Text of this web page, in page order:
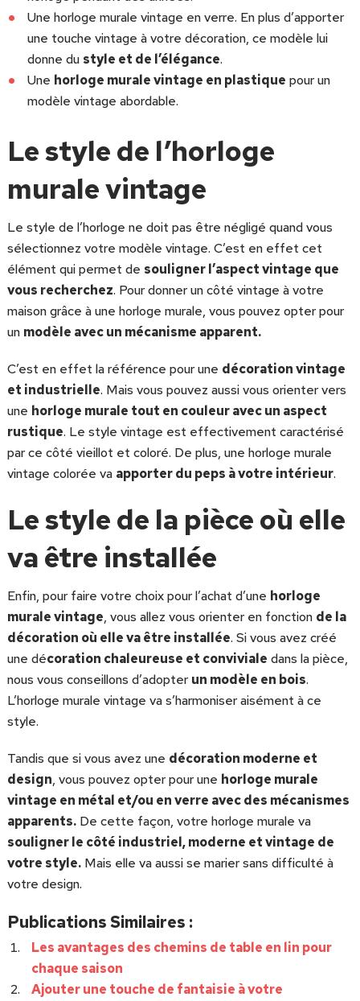
Une horloge murale vintage en verre. En plus d’apporter
une touche vintage à votre décoration, ce modèle lui
donne du style et de l’élégance.
Une horloge murale vintage en plastique pour un
modèle vintage abordable.
Le style de l’horloge
murale vintage
Le style de l’horloge ne doit pas être négligé quand vous
sélectionnez votre modèle vintage. C’est en effet cet
élément qui permet de souligner l’aspect vintage que
vous recherchez. Pour donner un côté vintage à votre
maison grâce à une horloge murale, vous pouvez opter pour
un modèle avec un mécanisme apparent.
C’est en effet la référence pour une décoration vintage
et industrielle. Mais vous pouvez aussi vous orienter vers
une horloge murale tout en couleur avec un aspect
rustique. Le style vintage est effectivement caractérisé
par ce côté vieillot et coloré. De plus, une horloge murale
vintage colorée va apporter du peps à votre intérieur.
Le style de la pièce où elle
va être installée
Enfin, pour faire votre choix pour l’achat d’une horloge
murale vintage, vous allez vous orienter en fonction de la
décoration où elle va être installée. Si vous avez créé
une décoration chaleureuse et conviviale dans la pièce,
nous vous conseillons d’adopterun modèle en bois.
L’horloge murale vintage va s’harmoniser aisément à ce
style.
Tandis que si vous avez une décoration moderne et
design, vous pouvez opter pour une horloge murale
vintage en métal et/ou en verre avec des mécanismes
apparents.De cette façon, votre horloge murale va
souligner le côté industriel, moderne et vintage de
votre style.Mais elle va aussi se marier sans difficulté à
votre design.
Publications Similaires :
Les avantages des chemins de table en lin pour
chaque saison
Ajouter une touche de fantaisie à votre